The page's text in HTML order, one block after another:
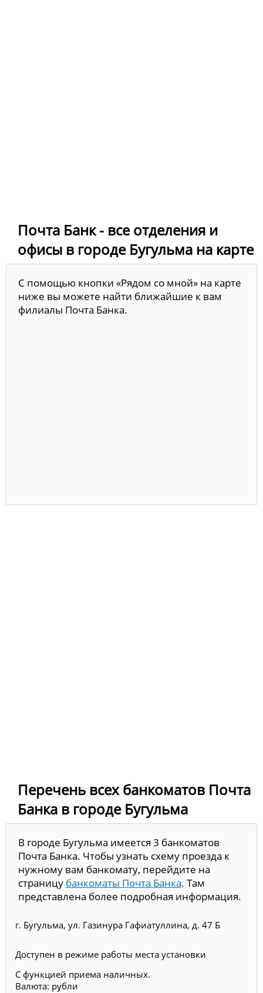
Почта Банк - все отделения и
офисы в городе Бугульма на карте
С помощью кнопки «Рядом со мной» на карте
ниже вы можете найти ближайшие к вам
филиалы Почта Банка.
Перечень всех банкоматов Почта
Банка в городе Бугульма
В городе Бугульма имеется 3 банкоматов
Почта Банка. Чтобы узнать схему проезда к
нужному вам банкомату, перейдите на
страницу банкоматы Почта Банка. Там
представлена более подробная информация.
г. Бугульма, ул. Газинура Гафиатуллина, д. 47 Б
Доступен в режиме работы места установки
С функцией приема наличных.
Валюта: рубли